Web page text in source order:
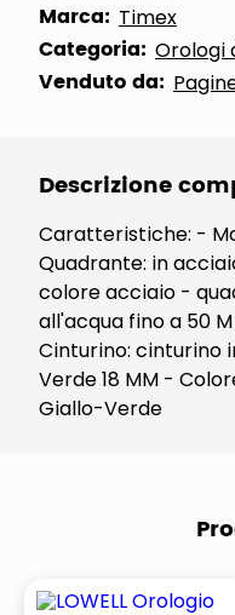
Marca: Timex
Categoria: Orologi
Venduto da:
Descrizione
Caratteristiche: -
Quadrante: in
colore acciaio -
all'acqua fino a 50
Cinturino: cinturino
Verde 18 MM -
Giallo-Verde